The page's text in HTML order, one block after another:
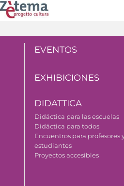
EVENTOS
EXHIBICIONES
DIDATTICA
Didáctica para las escuelas
Didáctica para todos
Encuentros para profesores
estudiantes
Proyectos accesibles